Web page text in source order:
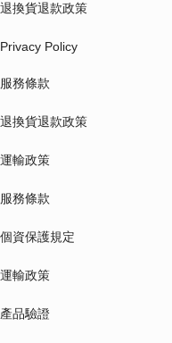
退換貨退款政策
Privacy Policy
服務條款
退換貨退款政策
運輸政策
服務條款
個資保護規定
運輸政策
產品驗證